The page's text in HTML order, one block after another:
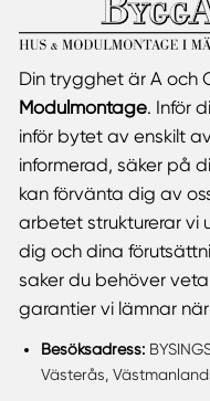
Din trygghet är A och
Modulmontage. Inför
inför bytet av enskilt
informerad, säker på
kan förvänta dig av
arbetet strukturerar vi
dig och dina
saker du behöver
garantier vi lämnar
Besöksadress:
Västerås,